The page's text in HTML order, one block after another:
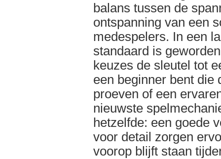
balans tussen de
ontspanning van een
medespelers. In een
standaard is
keuzes de sleutel tot
een beginner bent die
proeven of een
nieuwste
hetzelfde: een goede
voor detail zorgen
voorop blijft staan